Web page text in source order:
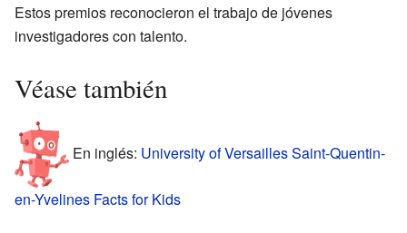
Estos premios reconocieron el trabajo de jóvenes
investigadores con talento.
Véase también
En inglés: University of Versailles Saint-Quentin-
en-Yvelines Facts for Kids